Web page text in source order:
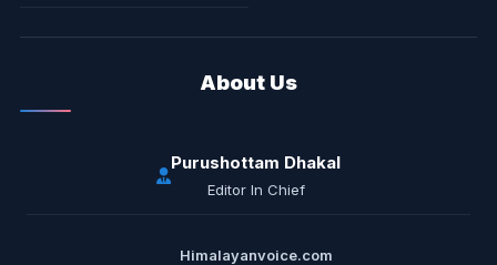
About Us
Purushottam Dhakal
Editor In Chief
Himalayanvoice.com